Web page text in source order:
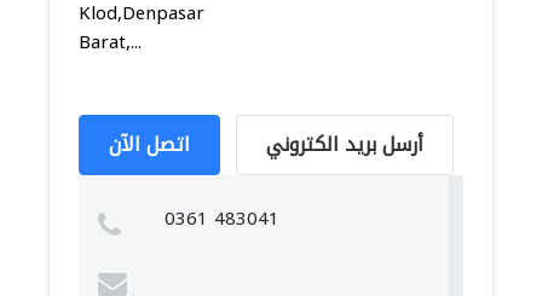
Klod,Denpasar
Barat,...
اتصل الآن أرسل بريد الكتروني
0361 483041